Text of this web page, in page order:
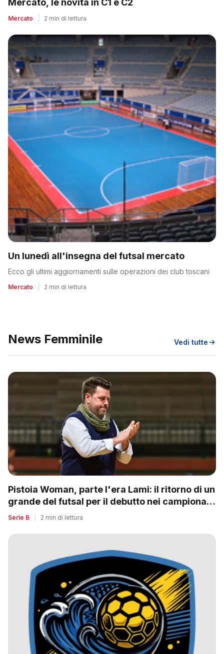
Mercato, le novità in C1 e C2
Mercato 2 min di lettura
Un lunedì all'insegna del futsal mercato
Ecco gli ultimi aggiornamenti sulle operazioni dei club toscani
Mercato 2 min di lettura
News Femminile Vedi tutte
Pistoia Woman, parte l'era Lami: il ritorno di un
grande del futsal per il debutto nei campionati
nazionali
Serie B 2 min di lettura